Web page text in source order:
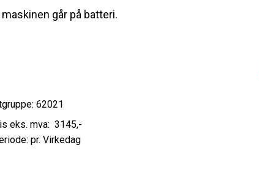
maskinen går på batteri.
62021
3145,-
pr. Virkedag